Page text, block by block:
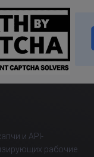
и API-
рабочие